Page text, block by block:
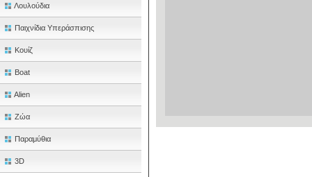
Λουλούδια
Παιχνίδια Υπεράσπισης
Κουίζ
Boat
Alien
Ζώα
Παραμύθια
3D